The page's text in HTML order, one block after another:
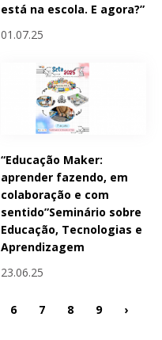
está na escola. E agora?”
01.07.25
“Educação Maker:
aprender fazendo, em
colaboração e com
sentido”Seminário sobre
Educação, Tecnologias e
Aprendizagem
23.06.25
6 7 8 9 ›